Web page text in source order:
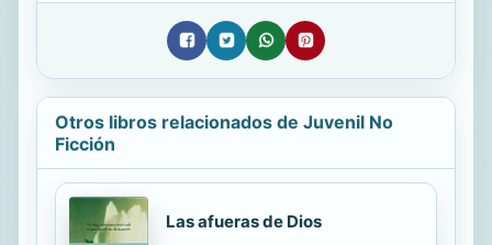
Otros libros relacionados de Juvenil No
Ficción
Las afueras de Dios